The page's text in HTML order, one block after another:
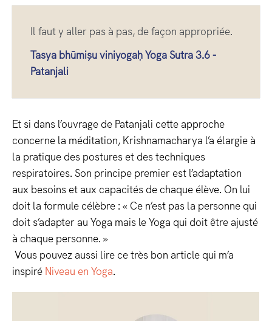
Il faut y aller pas à pas, de façon appropriée.
Tasya bhūmișu viniyogaḥ Yoga Sutra 3.6 -
Patanjali
Et si dans l’ouvrage de Patanjali cette approche
concerne la méditation, Krishnamacharya l’a élargie à
la pratique des postures et des techniques
respiratoires. Son principe premier est l’adaptation
aux besoins et aux capacités de chaque élève. On lui
doit la formule célèbre : « Ce n’est pas la personne qui
doit s’adapter au Yoga mais le Yoga qui doit être ajusté
à chaque personne. »
Vous pouvez aussi lire ce très bon article qui m’a
inspiré Niveau en Yoga.